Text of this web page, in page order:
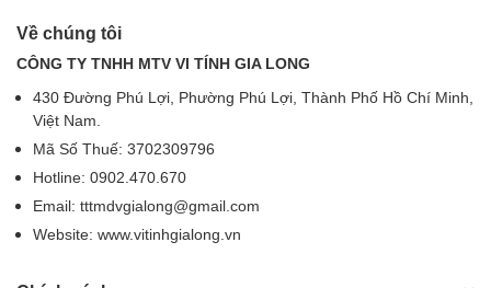
Về chúng tôi
CÔNG TY TNHH MTV VI TÍNH GIA LONG
430 Đường Phú Lợi, Phường Phú Lợi, Thành Phố Hồ Chí Minh,
Việt Nam.
Mã Số Thuế: 3702309796
Hotline: 0902.470.670
Email: tttmdvgialong@gmail.com
Website: www.vitinhgialong.vn